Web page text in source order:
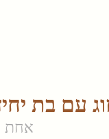
עם בת
אחת